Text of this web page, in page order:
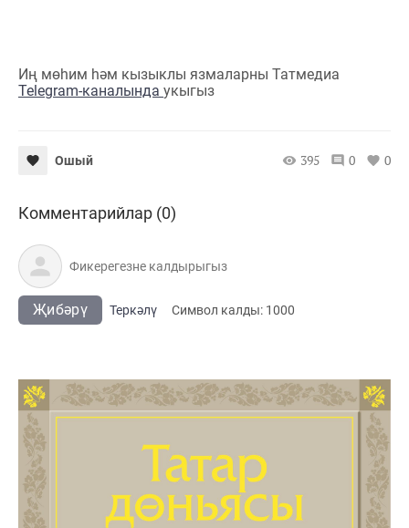
Иң мөһим һәм кызыклы язмаларны Татмедиа
Telegram-каналында укыгыз
Ошый 395 0 0
Комментарийлар (0)
Җибәрү Теркәлү Cимвол калды: 1000